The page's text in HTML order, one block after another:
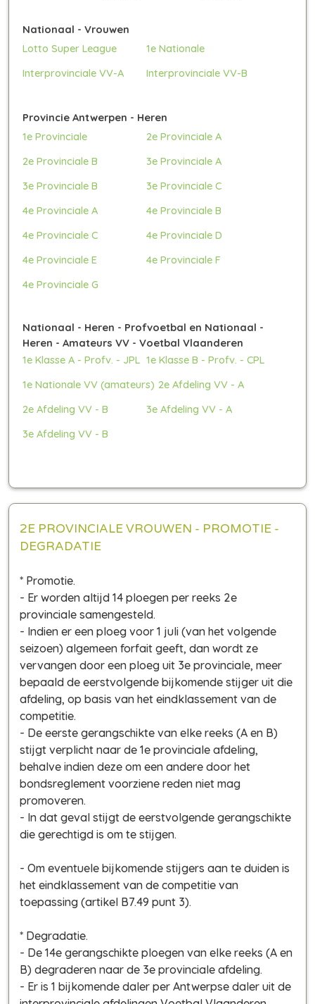
Nationaal - Vrouwen
Lotto Super League
1e Nationale
Interprovinciale VV-A
Interprovinciale VV-B
Provincie Antwerpen - Heren
1e Provinciale
2e Provinciale A
2e Provinciale B
3e Provinciale A
3e Provinciale B
3e Provinciale C
4e Provinciale A
4e Provinciale B
4e Provinciale C
4e Provinciale D
4e Provinciale E
4e Provinciale F
4e Provinciale G
Nationaal - Heren - Profvoetbal en Nationaal -
Heren - Amateurs VV - Voetbal Vlaanderen
1e Klasse A - Profv. - JPL 1e Klasse B - Profv. - CPL
1e Nationale VV (amateurs) 2e Afdeling VV - A
2e Afdeling VV - B
3e Afdeling VV - A
3e Afdeling VV - B
2E PROVINCIALE VROUWEN - PROMOTIE -
DEGRADATIE
* Promotie.
- Er worden altijd 14 ploegen per reeks 2e
provinciale samengesteld.
- Indien er een ploeg voor 1 juli (van het volgende
seizoen) algemeen forfait geeft, dan wordt ze
vervangen door een ploeg uit 3e provinciale, meer
bepaald de eerstvolgende bijkomende stijger uit die
afdeling, op basis van het eindklassement van de
competitie.
- De eerste gerangschikte van elke reeks (A en B)
stijgt verplicht naar de 1e provinciale afdeling,
behalve indien deze om een andere door het
bondsreglement voorziene reden niet mag
promoveren.
- In dat geval stijgt de eerstvolgende gerangschikte
die gerechtigd is om te stijgen.
- Om eventuele bijkomende stijgers aan te duiden is
het eindklassement van de competitie van
toepassing (artikel B7.49 punt 3).
* Degradatie.
- De 14e gerangschikte ploegen van elke reeks (A en
B) degraderen naar de 3e provinciale afdeling.
- Er is 1 bijkomende daler per Antwerpse daler uit de